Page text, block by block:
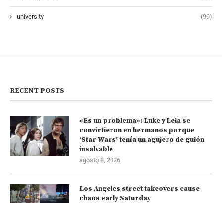
university (99)
RECENT POSTS
«Es un problema»: Luke y Leia se
convirtieron en hermanos porque
‘Star Wars’ tenía un agujero de guión
insalvable
agosto 8, 2026
Los Angeles street takeovers cause
chaos early Saturday